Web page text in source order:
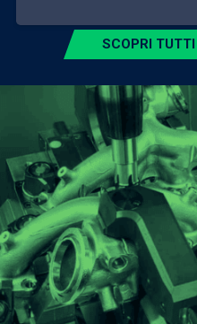
SCOPRI